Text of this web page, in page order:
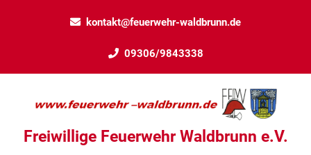
kontakt@feuerwehr-waldbrunn.de
09306/9843338
Freiwillige Feuerwehr Waldbrunn e.V.